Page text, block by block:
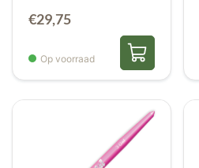
€29,75
Op voorraad